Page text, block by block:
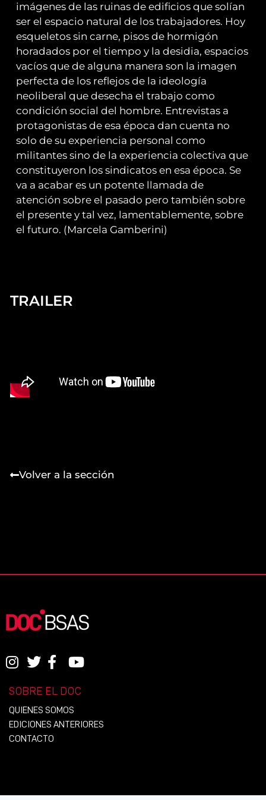
imágenes de las ruinas de edificios que solían
ser el espacio natural de los trabajadores. Hoy
esqueletos sin carne, pisos de hormigón
horadados por el tiempo y la desidia, espacios
vacíos que de alguna manera son la imagen
perfecta de los reflejos de la ideología
neoliberal que desecha el trabajo como
condición social del hombre. Entrevistas a
protagonistas de esa época dan cuenta no
solo de su experiencia personal como
militantes sino de la experiencia colectiva que
constituyeron los sindicatos en esa época. Se
va a acabar es un potente llamada de
atención sobre el pasado pero también sobre
el presente y tal vez, lamentablemente, sobre
el futuro. (Marcela Gamberini)
TRAILER
Volver a la sección
SOBRE EL DOC
QUIENES SOMOS
EDICIONES ANTERIORES
CONTACTO